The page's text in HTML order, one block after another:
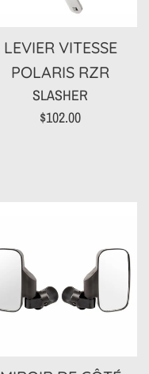
LEVIER VITESSE
POLARIS RZR
SLASHER
Prix
$102.00